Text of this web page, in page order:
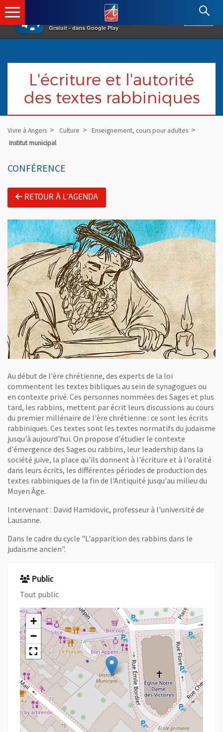
×
Gratuit - dans Google Play
Angers.fr : Retour à l'accueil
L'écriture et l'autorité
des textes rabbiniques
Vivre à Angers Culture
Enseignement, cours pour adultes
Institut municipal
CONFÉRENCE
RETOUR À L'AGENDA
Au début de l'ère chrétienne, des experts de la loi
commentent les textes bibliques au sein de synagogues ou
en contexte privé. Ces personnes nommées des Sages et plus
tard, les rabbins, mettent par écrit leurs discussions au cours
du premier millénaire de l'ère chrétienne : ce sont les écrits
rabbiniques. Ces textes sont les textes normatifs du judaïsme
jusqu'à aujourd'hui. On propose d'étudier le contexte
d'émergence des Sages ou rabbins, leur leadership dans la
société juive, la place qu'ils donnent à l'écriture et à l'oralité
dans leurs écrits, les différentes périodes de production des
textes rabbiniques de la fin de l'Antiquité jusqu'au milieu du
Moyen Âge.
Intervenant : David Hamidovic, professeur à l'université de
Lausanne.
Dans le cadre du cycle "L'apparition des rabbins dans le
judaïsme ancien".
Public
Tout public
+
−